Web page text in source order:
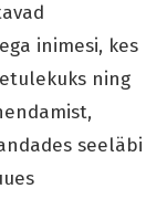
inimesi, kes
ning
seeläbi